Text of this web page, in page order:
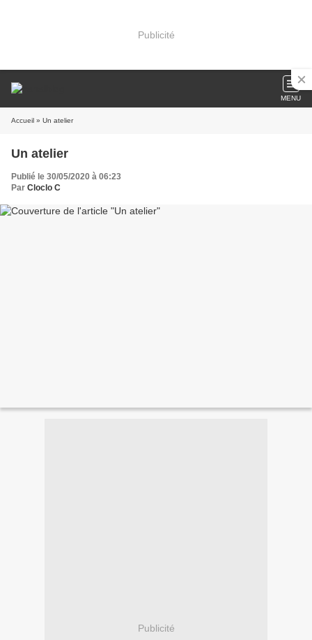
Publicité
MENU
Accueil » Un atelier
Un atelier
Publié le 30/05/2020 à 06:23
Par Cloclo C
Publicité